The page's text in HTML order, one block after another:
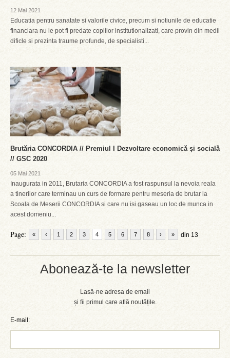
Abonează-te la newsletter
Lasă-ne adresa de email
și fii primul care află noutățile.
E-mail:
12 Mai 2021
Educatia pentru sanatate si valorile civice, precum si notiunile de educatie
financiara nu le pot fi predate copiilor institutionalizati, care provin din medii
dificle si prezinta traume profunde, de specialisti...
Brutăria CONCORDIA // Premiul I Dezvoltare economică și socială
// GSC 2020
05 Mai 2021
Inaugurata in 2011, Brutaria CONCORDIA a fost raspunsul la nevoia reala
a tinerilor care terminau un curs de formare pentru meseria de brutar la
Scoala de Meserii CONCORDIA si care nu isi gaseau un loc de munca in
acest domeniu...
Page: « ‹ 1 2 3 4 5 6 7 8 din 13
› »